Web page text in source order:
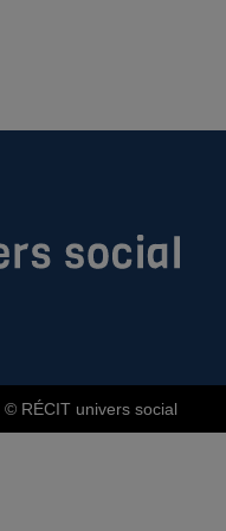
© RÉCIT univers social